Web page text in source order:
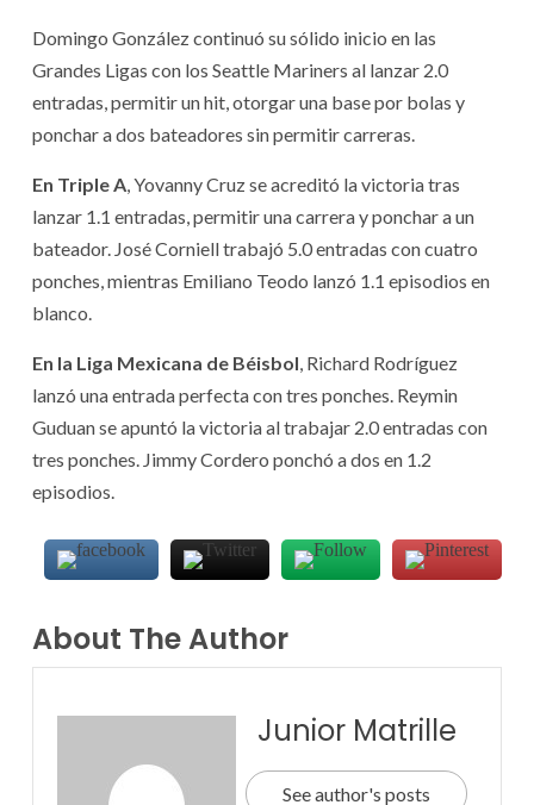
Domingo González continuó su sólido inicio en las
Grandes Ligas con los Seattle Mariners al lanzar 2.0
entradas, permitir un hit, otorgar una base por bolas y
ponchar a dos bateadores sin permitir carreras.
En Triple A, Yovanny Cruz se acreditó la victoria tras
lanzar 1.1 entradas, permitir una carrera y ponchar a un
bateador. José Corniell trabajó 5.0 entradas con cuatro
ponches, mientras Emiliano Teodo lanzó 1.1 episodios en
blanco.
En la Liga Mexicana de Béisbol, Richard Rodríguez
lanzó una entrada perfecta con tres ponches. Reymin
Guduan se apuntó la victoria al trabajar 2.0 entradas con
tres ponches. Jimmy Cordero ponchó a dos en 1.2
episodios.
About The Author
Junior Matrille
See author's posts